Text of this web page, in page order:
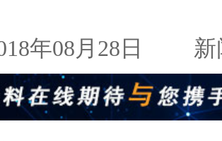
年08月28日 新